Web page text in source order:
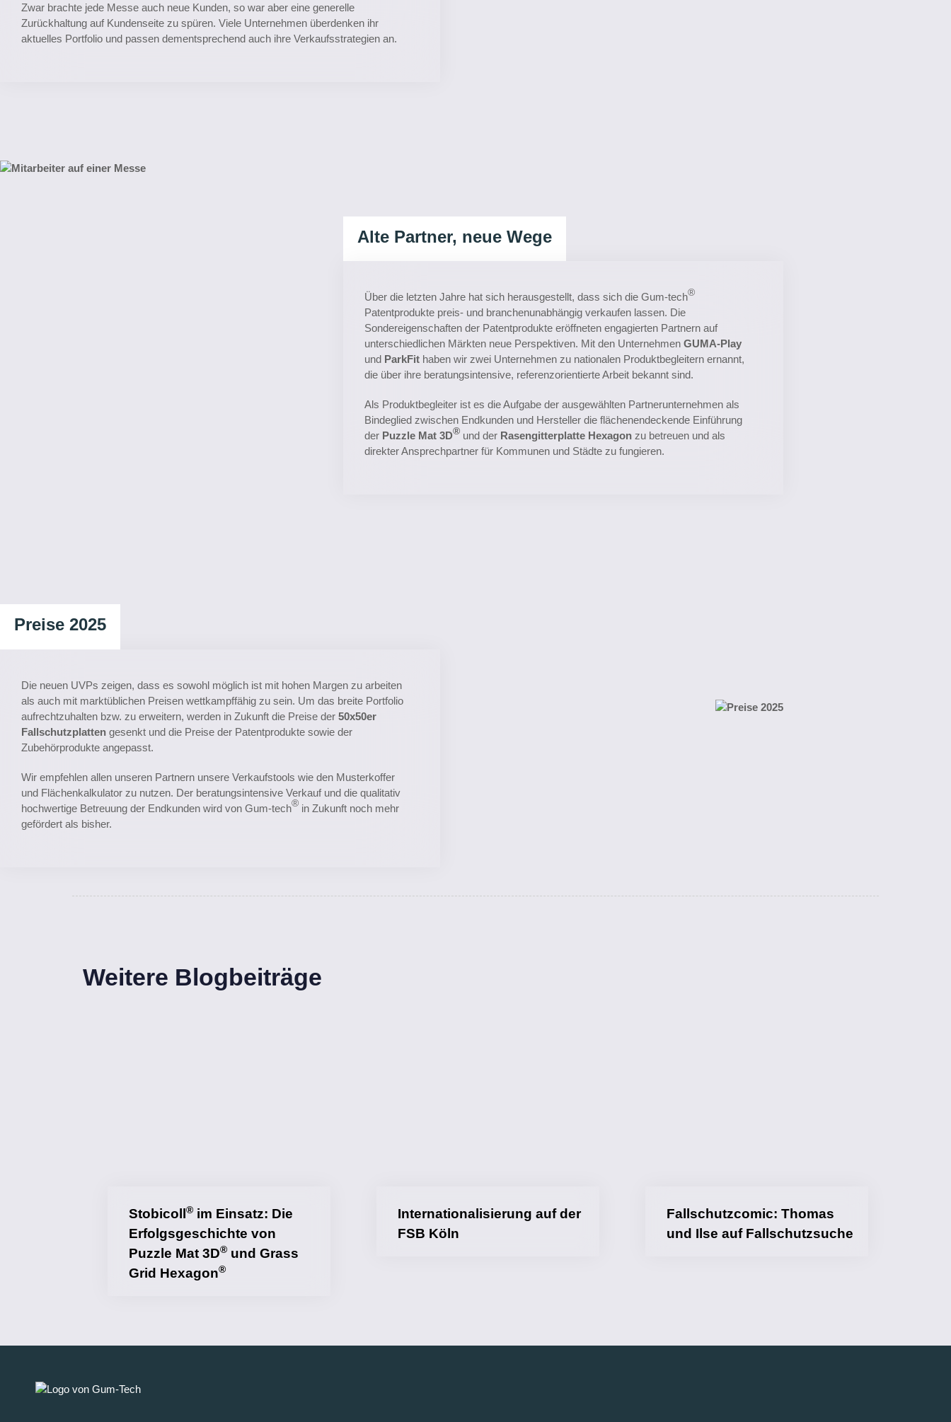
Zwar brachte jede Messe auch neue Kunden, so war aber eine generelle
Zurückhaltung auf Kundenseite zu spüren. Viele Unternehmen überdenken ihr
aktuelles Portfolio und passen dementsprechend auch ihre Verkaufsstrategien an.
Über die letzten Jahre hat sich herausgestellt, dass sich die Gum-tech®
Patentprodukte preis- und branchenunabhängig verkaufen lassen. Die
Sondereigenschaften der Patentprodukte eröffneten engagierten Partnern auf
unterschiedlichen Märkten neue Perspektiven. Mit den Unternehmen GUMA-Play
und ParkFithaben wir zwei Unternehmen zu nationalen Produktbegleitern ernannt,
die über ihre beratungsintensive, referenzorientierte Arbeit bekannt sind.
Als Produktbegleiter ist es die Aufgabe der ausgewählten Partnerunternehmen als
Bindeglied zwischen Endkunden und Hersteller die flächenendeckende Einführung
der Puzzle Mat 3D®und der Rasengitterplatte Hexagonzu betreuen und als
direkter Ansprechpartner für Kommunen und Städte zu fungieren.
Alte Partner, neue Wege
Die neuen UVPs zeigen, dass es sowohl möglich ist mit hohen Margen zu arbeiten
als auch mit marktüblichen Preisen wettkampffähig zu sein. Um das breite Portfolio
aufrechtzuhalten bzw. zu erweitern, werden in Zukunft die Preise der 50x50er
Fallschutzplatten gesenkt und die Preise der Patentprodukte sowie der
Zubehörprodukte angepasst.
Wir empfehlen allen unseren Partnern unsere Verkaufstools wie den Musterkoffer
und Flächenkalkulator zu nutzen. Der beratungsintensive Verkauf und die qualitativ
hochwertige Betreuung der Endkunden wird von Gum-tech® in Zukunft noch mehr
gefördert als bisher.
Preise 2025
Weitere Blogbeiträge
Stobicoll ®im Einsatz: Die
Erfolgsgeschichte von
Puzzle Mat 3D®und Grass
Grid Hexagon®
Internationalisierung auf der
FSB Köln
Fallschutzcomic: Thomas
und Ilse auf Fallschutzsuche